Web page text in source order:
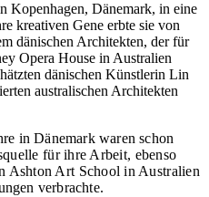
Kopenhagen, Dänemark, in eine
kreativen Gene erbte sie von
dänischen Architekten, der für
Opera House in Australien
dänischen Künstlerin Lin
australischen Architekten
in Dänemark waren schon
für ihre Arbeit, ebenso
Ashton Art School in Australien
verbrachte.